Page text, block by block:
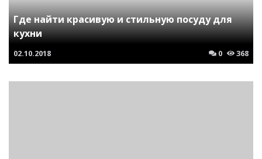
Где найти красивую и стильную посуду для
кухни
02.10.2018 0 368